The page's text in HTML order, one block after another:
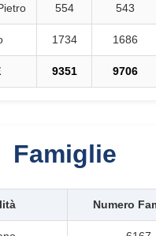
554 543
1734 1686
9351 9706
Famiglie
Numero